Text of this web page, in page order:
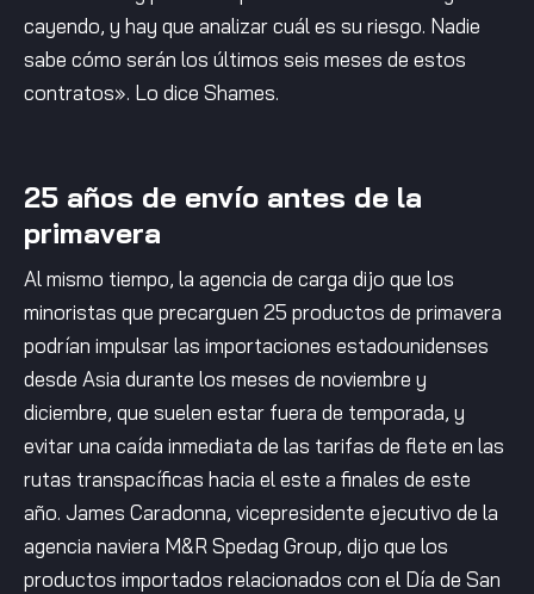
cayendo, y hay que analizar cuál es su riesgo. Nadie
sabe cómo serán los últimos seis meses de estos
contratos». Lo dice Shames.
25 años de envío antes de la
primavera
Al mismo tiempo, la agencia de carga dijo que los
minoristas que precarguen 25 productos de primavera
podrían impulsar las importaciones estadounidenses
desde Asia durante los meses de noviembre y
diciembre, que suelen estar fuera de temporada, y
evitar una caída inmediata de las tarifas de flete en las
rutas transpacíficas hacia el este a finales de este
año. James Caradonna, vicepresidente ejecutivo de la
agencia naviera M&R Spedag Group, dijo que los
productos importados relacionados con el Día de San